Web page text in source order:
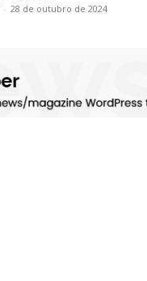
- 28 de outubro de 2024